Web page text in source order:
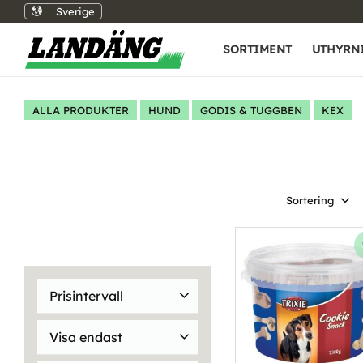
Sverige
SORTIMENT
ALLA PRODUKTER HUND GODIS & TUGGBEN KEX
Prisintervall
169
Visa endast